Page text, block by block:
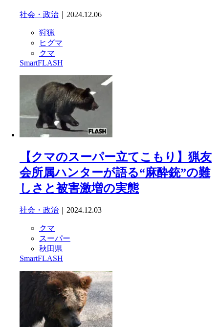
社会・政治 ｜2024.12.06
狩猟
ヒグマ
クマ
SmartFLASH
【クマのスーパー立てこもり】猟友
会所属ハンターが語る“麻酔銃”の難
しさと被害激増の実態
社会・政治 ｜2024.12.03
クマ
スーパー
秋田県
SmartFLASH